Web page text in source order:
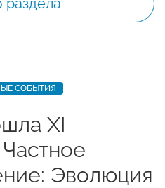
СОБЫТИЯ
XI
Эволюция